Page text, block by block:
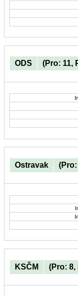
ODS (Pro: 11,
Ostravak
KSČM (Pro: 8,